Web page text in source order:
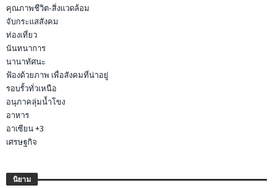
คุณภาพชีวิต-สิ่งแวดล้อม
จับกระแสสังคม
ท่องเที่ยว
นันทนาการ
นานาทัศนะ
ฟ้องด้วยภาพ เพื่อสังคมที่น่าอยู่
รอบรั้วทั่วเหนือ
อนุภาคลุ่มน้ำโขง
อาหาร
อาเซียน +3
เศรษฐกิจ
นิยาม